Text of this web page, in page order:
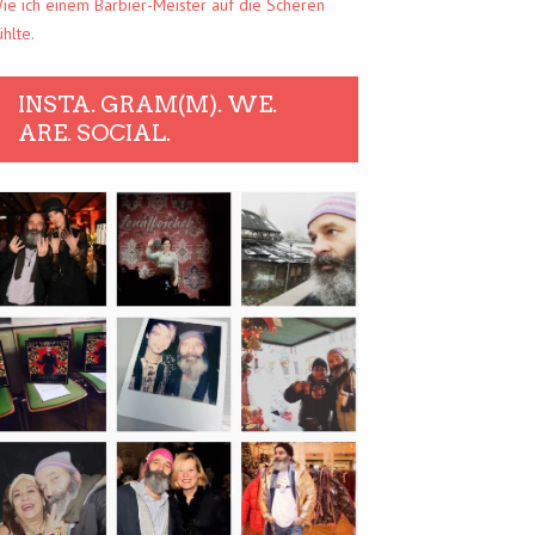
ich einem Barbier-Meister auf die Scheren
INSTA. GRAM(M). WE.
ARE. SOCIAL.